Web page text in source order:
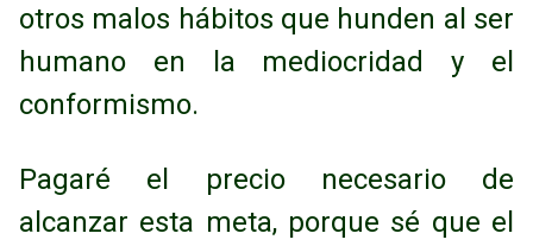
otros malos hábitos que hunden al ser
humano en la mediocridad y el
conformismo.
Pagaré el precio necesario de
alcanzar esta meta, porque sé que el